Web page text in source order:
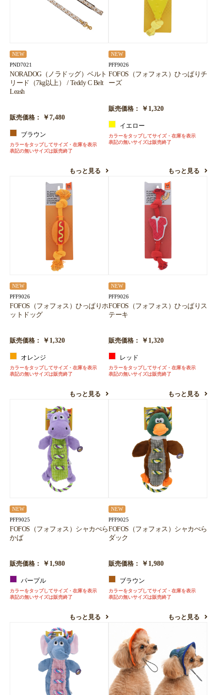
NEW
PND7021
NORADOG（ノラドッグ）ベルト
リード（7kg以上） / Teddy C Belt
Leash
販売価格： ￥7,480
ブラウン
カラーをタップしてサイズ・在庫を表示
表記の無いサイズは販売終了
もっと見る
NEW
PFF9026
FOFOS（フォフォス）ひっぱりチ
ーズ
販売価格： ￥1,320
イエロー
カラーをタップしてサイズ・在庫を表示
表記の無いサイズは販売終了
もっと見る
NEW
PFF9026
FOFOS（フォフォス）ひっぱりホ
ットドッグ
販売価格： ￥1,320
オレンジ
カラーをタップしてサイズ・在庫を表示
表記の無いサイズは販売終了
もっと見る
NEW
PFF9026
FOFOS（フォフォス）ひっぱりス
テーキ
販売価格： ￥1,320
レッド
カラーをタップしてサイズ・在庫を表示
表記の無いサイズは販売終了
もっと見る
NEW
PFF9025
FOFOS（フォフォス）シャカぺら
かば
販売価格： ￥1,980
パープル
カラーをタップしてサイズ・在庫を表示
表記の無いサイズは販売終了
もっと見る
NEW
PFF9025
FOFOS（フォフォス）シャカぺら
ダック
販売価格： ￥1,980
ブラウン
カラーをタップしてサイズ・在庫を表示
表記の無いサイズは販売終了
もっと見る
お買い物を続ける カートへ進む